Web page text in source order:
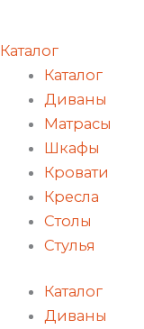
Каталог
Каталог
Диваны
Матрасы
Шкафы
Кровати
Кресла
Столы
Стулья
Каталог
Диваны